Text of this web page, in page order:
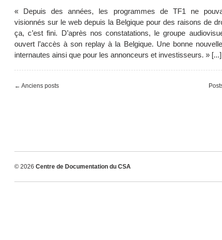
« Depuis des années, les programmes de TF1 ne
visionnés sur le web depuis la Belgique pour des raisons de
ça, c’est fini. D’après nos constatations, le groupe
ouvert l’accès à son replay à la Belgique. Une bonne
internautes ainsi que pour les annonceurs et investisseurs. » [...]
← Anciens posts
© 2026 Centre de Documentation du CSA